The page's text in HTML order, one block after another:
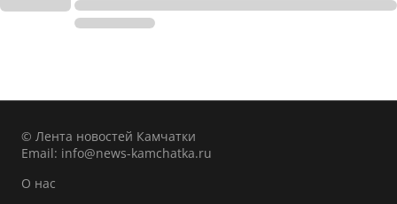
© Лента новостей Камчатки
Email: info@news-kamchatka.ru
О нас